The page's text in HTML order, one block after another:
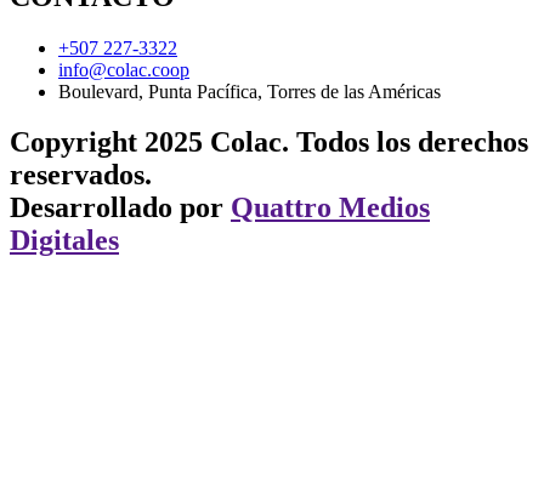
+507 227-3322
info@colac.coop
Boulevard, Punta Pacífica, Torres de las Américas
Copyright 2025 Colac. Todos los derechos
reservados.
Desarrollado por Quattro Medios
Digitales